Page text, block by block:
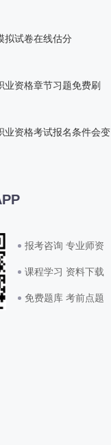
拟试卷在线估分
业资格章节习题免费刷
业资格考试报名条件会变
报考咨询 专业师资
课程学习 资料下载
免费题库 考前点题